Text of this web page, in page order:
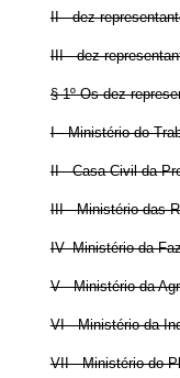
II - dez
III - dez
§ 1º Os dez
I - Ministério do
II - Casa Civil da
III - Ministério das
IV- Ministério da
V - Ministério da
VI - Ministério da
VII - Ministério do